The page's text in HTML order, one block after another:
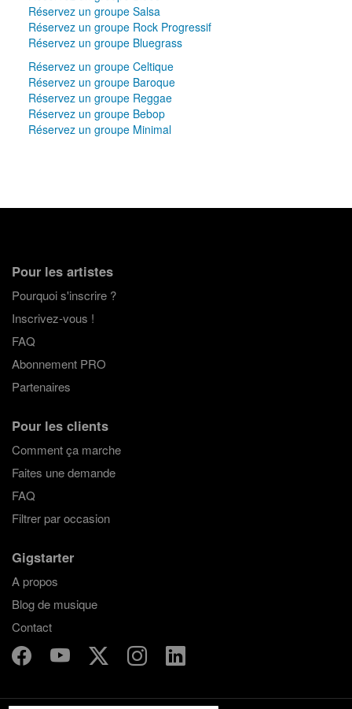
Réservez un groupe Salsa
Réservez un groupe Rock Progressif
Réservez un groupe Bluegrass
Réservez un groupe Celtique
Réservez un groupe Baroque
Réservez un groupe Reggae
Réservez un groupe Bebop
Réservez un groupe Minimal
Pour les artistes
Pourquoi s'inscrire ?
Inscrivez-vous !
FAQ
Abonnement PRO
Partenaires
Pour les clients
Comment ça marche
Faites une demande
FAQ
Filtrer par occasion
Gigstarter
A propos
Blog de musique
Contact